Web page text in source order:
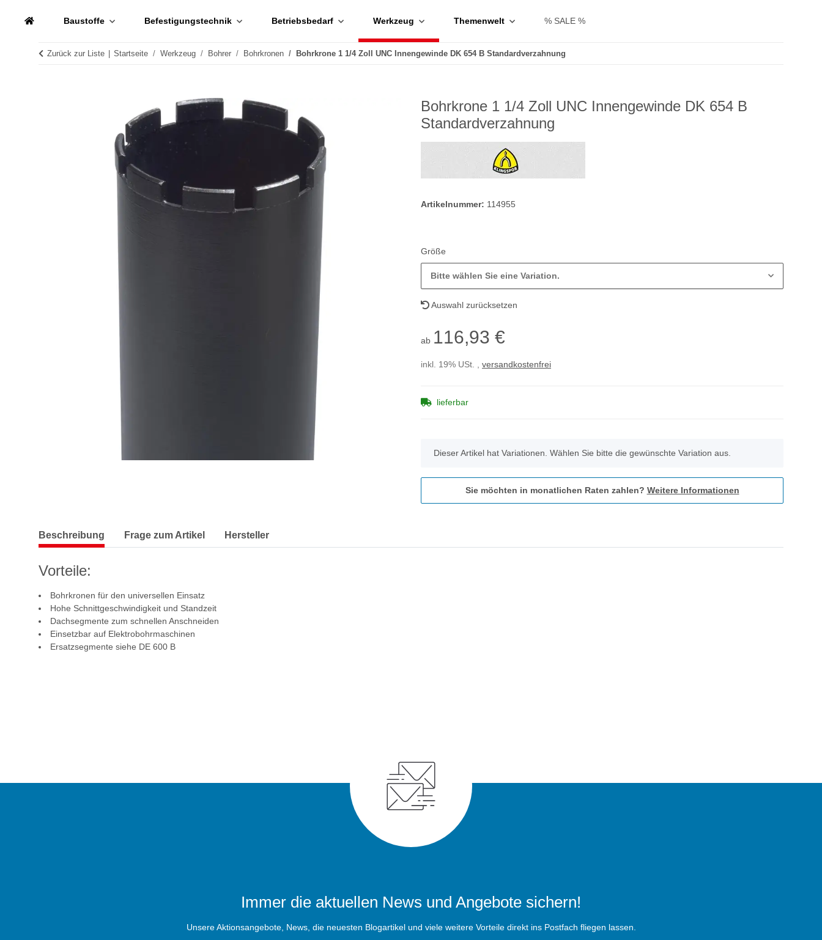
Baustoffe Befestigungstechnik Betriebsbedarf Werkzeug Themenwelt % SALE %
Zurück zur Liste Startseite Werkzeug Bohrer Bohrkronen Bohrkrone 1 1/4 Zoll UNC Innengewinde DK 654 B Standardverzahnung
Bohrkrone 1 1/4 Zoll UNC Innengewinde DK 654 B
Standardverzahnung
Artikelnummer: 114955
Größe
Bitte wählen Sie eine Variation.
Auswahl zurücksetzen
ab 116,93 €
inkl. 19% USt. , versandkostenfrei
lieferbar
x
Dieser Artikel hat Variationen. Wählen Sie bitte die gewünschte Variation aus.
Sie möchten in monatlichen Raten zahlen? Weitere Informationen
Beschreibung Frage zum Artikel Hersteller
Vorteile:
Bohrkronen für den universellen Einsatz
Hohe Schnittgeschwindigkeit und Standzeit
Dachsegmente zum schnellen Anschneiden
Einsetzbar auf Elektrobohrmaschinen
Ersatzsegmente siehe DE 600 B
Immer die aktuellen News und Angebote sichern!
Unsere Aktionsangebote, News, die neuesten Blogartikel und viele weitere Vorteile direkt ins Postfach fliegen lassen.